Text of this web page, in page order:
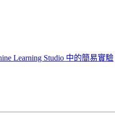
Learning Studio 中的簡易實驗